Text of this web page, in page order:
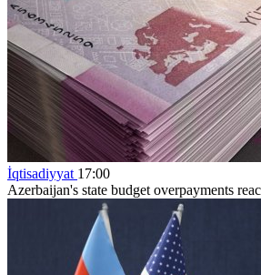
İqtisadiyyat 17:00
Azerbaijan's state budget overpayments